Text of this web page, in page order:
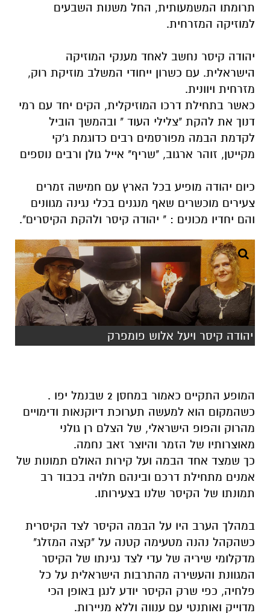
תרומתו המשמעותית, החל משנות השבעים
למוזיקה המזרחית.
יהודה קיסר נחשב לאחד מענקי המוזיקה
הישראלית. עם כשרון ייחודי המשלב מוזיקת רוק,
מזרחית ויוונית.
כאשר בתחילת דרכו המוזיקלית, הקים יחד עם רמי
דנוך את להקת "צלילי העוד " ובהמשך הוביל
לקדמת הבמה מפורסמים רבים כדוגמת ג'קי
מקייטן, זוהר ארגוב, "שריף" אייל גולן ורבים נוספים
כיום יהודה מופיע בכל הארץ עם חמישה זמרים
צעירים מוכשרים שאף מנגנים בכלי נגינה מגוונים
והם יחדיו מכונים : " יהודה קיסר ולהקת הקיסרים".
יהודה קיסר ויעל אלוש פומפרק
המופע התקיים כאמור במחסן 2 שבנמל יפו .
כשהמקום הוא למעשה תערוכת דיוקנאות ודימויים
מהרוק והפופ הישראלי, של הצלם רן גולני
מאוצרותיו של הזמר והיוצר זאב נחמה.
כך שמצד אחד הבמה ועל קירות האולם תמונות של
אמנים מתחילת דרכם ובינהם תלויה בכבוד רב
תמונתו של הקיסר שלנו בצעירותו.
במהלך הערב היו על הבמה הקיסר לצד הקיסרית
כשהקהל נהנה מטעימה קטנה על "קצה המזלג"
מדקלומי שיריה של עדי לצד נגינתו של הקיסר
המגוונת והעשירה מהתרבות הישראלית על כל
פלחיה, כפי שרק הקיסר יודע לנגן באופן הכי
מדוייק ואותנטי עם ענווה וללא מניירות.